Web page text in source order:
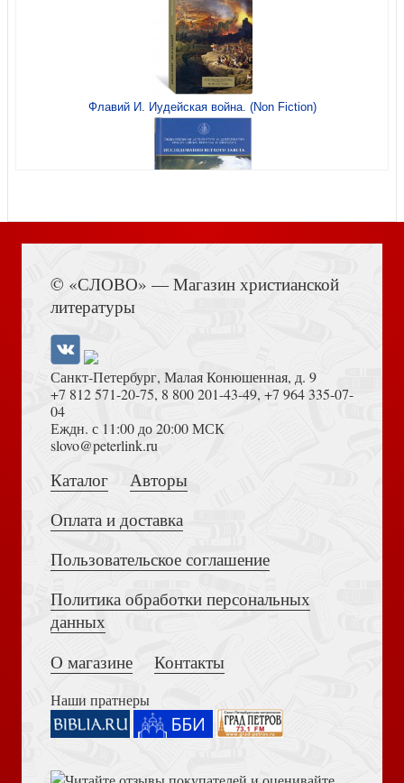
Люди встречаются, люди влюбляются, женятся...
Старец Герман Ставровунийский
Сердце, отданное Богу. Жизнь и духовный подвиг
Счастливая семья: создать и сохранить
Флавий И. Иудейская война. (Non Fiction)
Достоевский Ф.М. Сила и правда России (2024)
Толкование на Апокалипсис (Тихоний Африканский)
е изд., перераб., и доп., синий бумвинил)
© «СЛОВО» — Магазин христианской
литературы
Санкт-Петербург, Малая Конюшенная, д. 9
+7 812 571-20-75, 8 800 201-43-49, +7 964 335-07-
04
Еждн. с 11:00 до 20:00 МСК
slovo@peterlink.ru
Каталог
Авторы
Оплата и доставка
Пользовательское соглашение
Политика обработки персональных
данных
О магазине
Контакты
Наши пратнеры